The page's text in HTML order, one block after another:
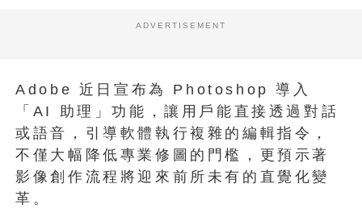
ADVERTISEMENT
Adobe 近日宣布為 Photoshop 導入
「AI 助理」功能，讓用戶能直接透過對話
或語音，引導軟體執行複雜的編輯指令，
不僅大幅降低專業修圖的門檻，更預示著
影像創作流程將迎來前所未有的直覺化變
革。